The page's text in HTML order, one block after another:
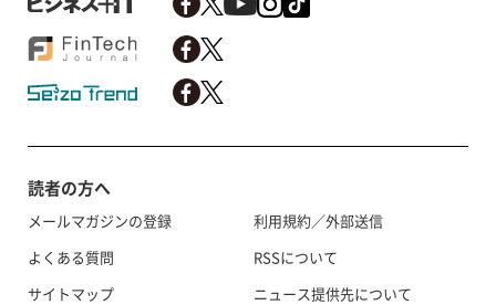
読者の方へ
メールマガジンの登録
よくある質問
サイトマップ
利用規約／外部送信
RSSについて
ニュース提供先について